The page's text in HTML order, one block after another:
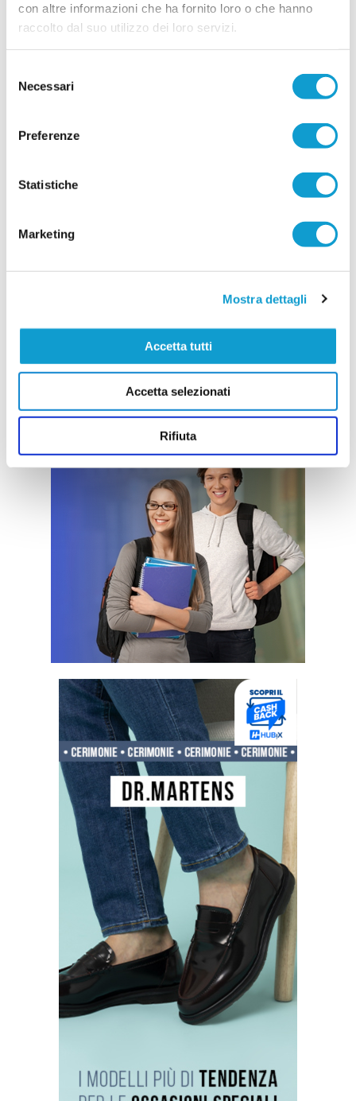
con altre informazioni che ha fornito loro o che hanno
raccolto dal suo utilizzo dei loro servizi.
delNecessari
Preferenze
Statistiche
Marketing
Mostra dettagli
Accetta tutti
Accetta selezionati
Rifiuta
ATLETICO MONDOLFO. Rinnovato il
direttivo: Colonna nuovo presidente
Tempo di novità in casa Atletico Mondolfo 1952,
vertici societari in vista della prossima stagione di
leggi